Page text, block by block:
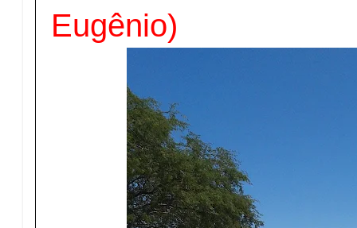
Eugênio)